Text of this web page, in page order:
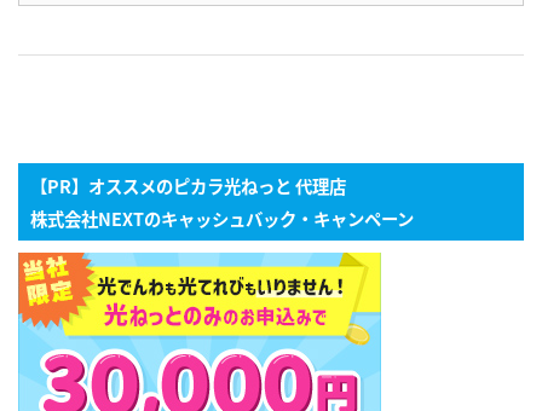
【PR】オススメのピカラ光ねっと 代理店
株式会社NEXTのキャッシュバック・キャンペーン